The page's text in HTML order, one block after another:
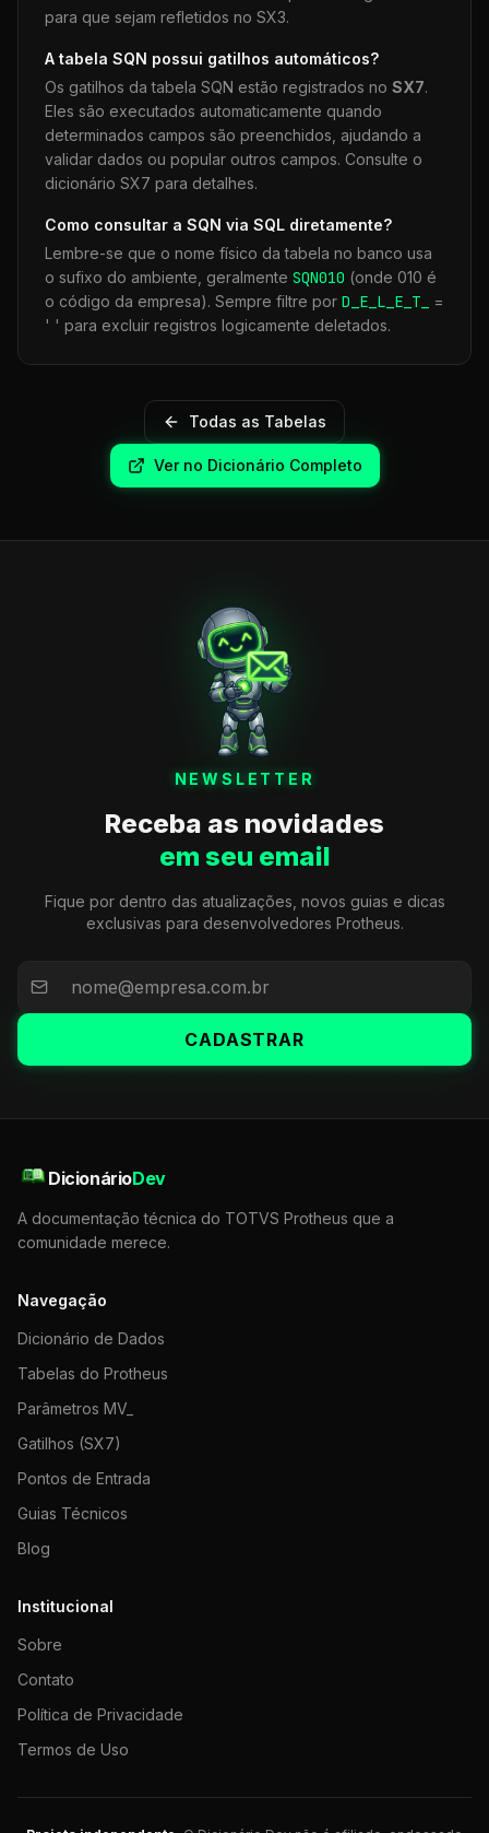
para que sejam refletidos no SX3.
A tabela SQN possui gatilhos automáticos?
Os gatilhos da tabela SQN estão registrados no SX7.
Eles são executados automaticamente quando
determinados campos são preenchidos, ajudando a
validar dados ou popular outros campos. Consulte o
dicionário SX7 para detalhes.
Como consultar a SQN via SQL diretamente?
Lembre-se que o nome físico da tabela no banco usa
o sufixo do ambiente, geralmente SQN010 (onde 010 é
o código da empresa). Sempre filtre por D_E_L_E_T_
=
' ' para excluir registros logicamente deletados.
Todas as Tabelas
Ver no Dicionário Completo
NEWSLETTER
Receba as novidades
em seu email
Fique por dentro das atualizações, novos guias e dicas
exclusivas para desenvolvedores Protheus.
CADASTRAR
DicionárioDev
A documentação técnica do TOTVS Protheus que a
comunidade merece.
Navegação
Dicionário de Dados
Tabelas do Protheus
Parâmetros MV_
Gatilhos (SX7)
Pontos de Entrada
Guias Técnicos
Blog
Institucional
Sobre
Contato
Política de Privacidade
Termos de Uso